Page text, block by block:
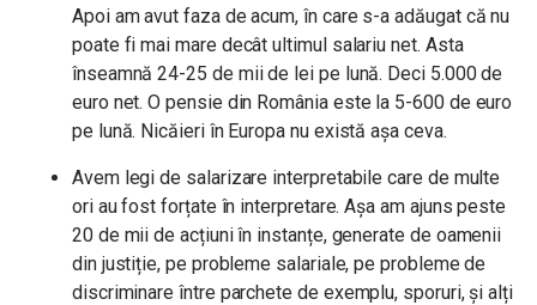
Apoi am avut faza de acum, în care s-a adăugat că nu
poate fi mai mare decât ultimul salariu net. Asta
înseamnă 24-25 de mii de lei pe lună. Deci 5.000 de
euro net. O pensie din România este la 5-600 de euro
pe lună. Nicăieri în Europa nu există așa ceva.
Avem legi de salarizare interpretabile care de multe
ori au fost forțate în interpretare. Așa am ajuns peste
20 de mii de acțiuni în instanțe, generate de oamenii
din justiție, pe probleme salariale, pe probleme de
discriminare între parchete de exemplu, sporuri, și alți